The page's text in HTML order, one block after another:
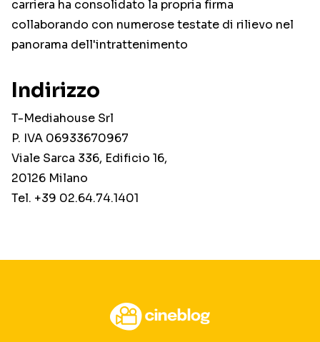
carriera ha consolidato la propria firma
collaborando con numerose testate di rilievo nel
panorama dell'intrattenimento
Indirizzo
T-Mediahouse Srl
P. IVA 06933670967
Viale Sarca 336, Edificio 16,
20126 Milano
Tel. +39 02.64.74.1401